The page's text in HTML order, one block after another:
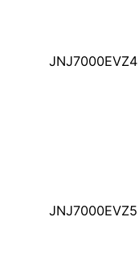
JNJ7000EVZ4
JNJ7000EVZ5